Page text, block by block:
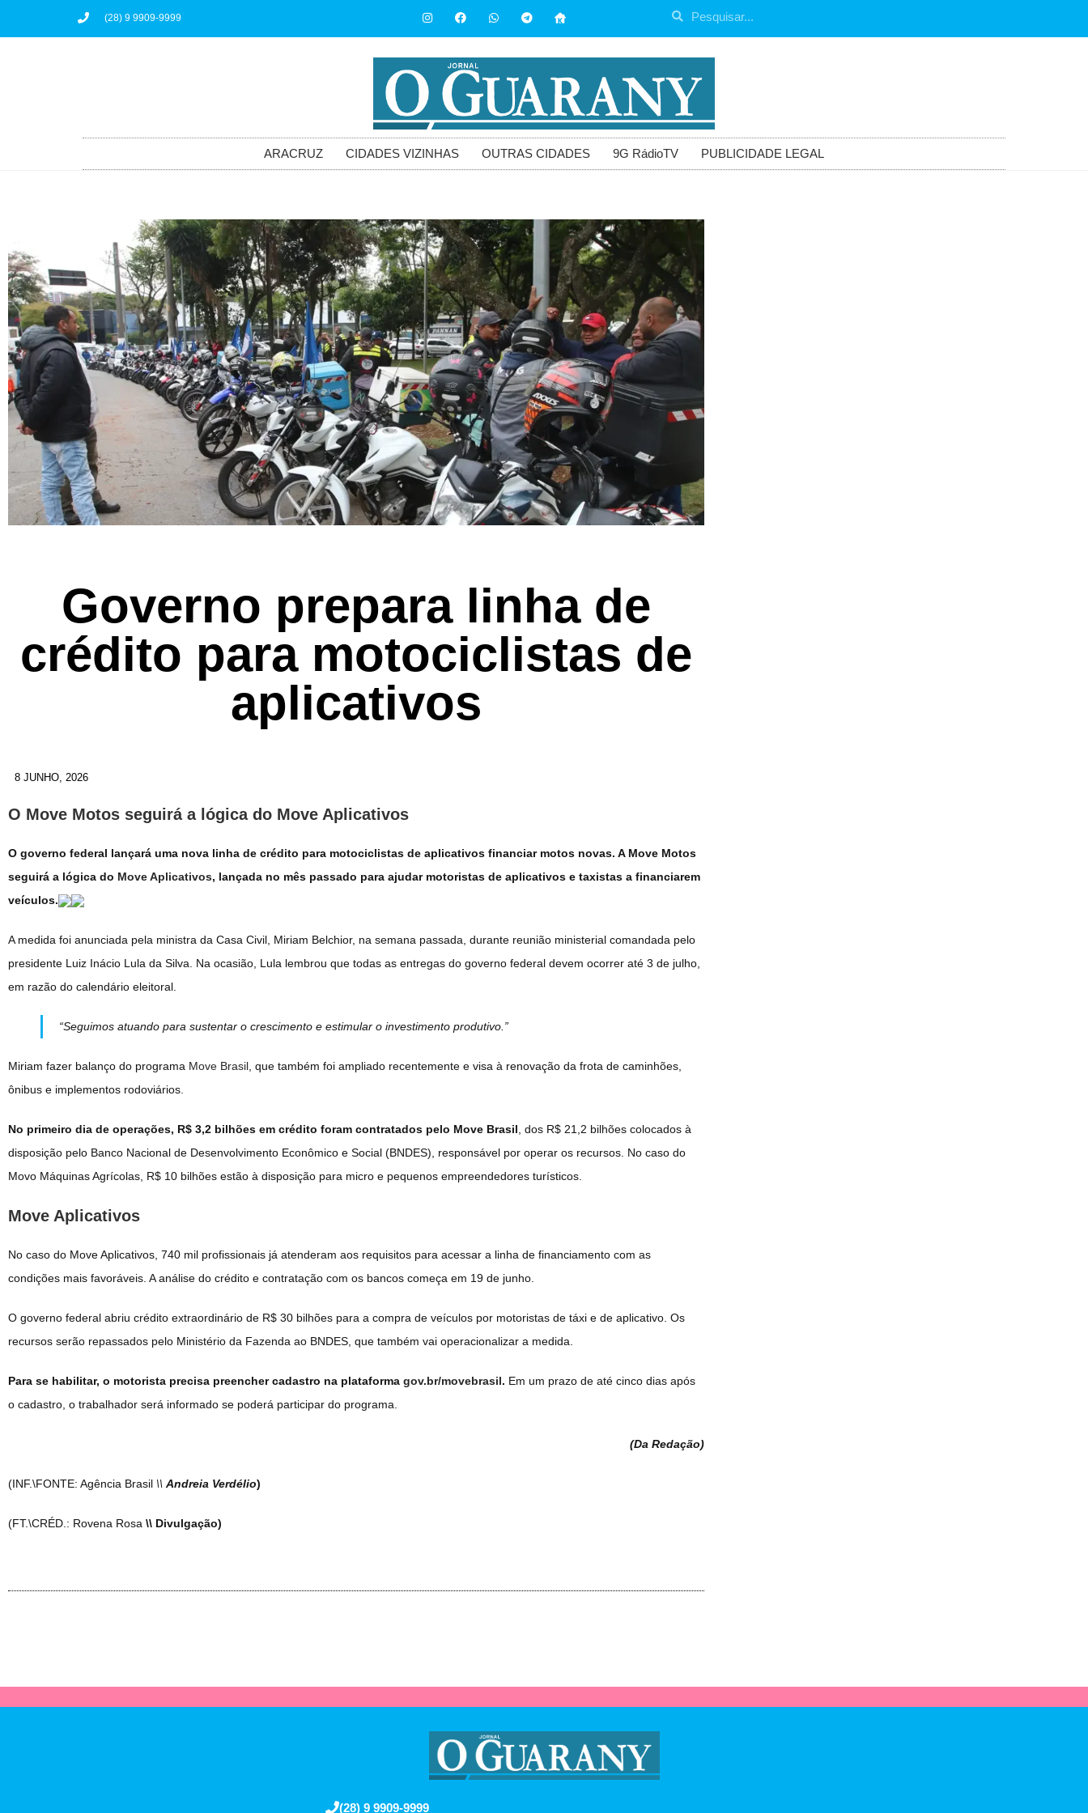
(28) 9 9909-9999
ARACRUZ CIDADES VIZINHAS OUTRAS CIDADES 9G RádioTV PUBLICIDADE LEGAL
Governo prepara linha de
crédito para motociclistas de
aplicativos
8 JUNHO, 2026
O Move Motos seguirá a lógica do Move Aplicativos
O governo federal lançará uma nova linha de crédito para motociclistas de aplicativos financiar motos novas. A Move Motos
seguirá a lógica do Move Aplicativos, lançada no mês passado para ajudar motoristas de aplicativos e taxistas a financiarem
veículos.
A medida foi anunciada pela ministra da Casa Civil, Miriam Belchior, na semana passada, durante reunião ministerial comandada pelo
presidente Luiz Inácio Lula da Silva. Na ocasião, Lula lembrou que todas as entregas do governo federal devem ocorrer até 3 de julho,
em razão do calendário eleitoral.
“Seguimos atuando para sustentar o crescimento e estimular o investimento produtivo.”
Miriam fazer balanço do programa Move Brasil , que também foi ampliado recentemente e visa à renovação da frota de caminhões,
ônibus e implementos rodoviários.
No primeiro dia de operações, R$ 3,2 bilhões em crédito foram contratados pelo Move Brasil , dos R$ 21,2 bilhões colocados à
disposição pelo Banco Nacional de Desenvolvimento Econômico e Social (BNDES), responsável por operar os recursos. No caso do
Movo Máquinas Agrícolas, R$ 10 bilhões estão à disposição para micro e pequenos empreendedores turísticos.
Move Aplicativos
No caso do Move Aplicativos, 740 mil profissionais já atenderam aos requisitos para acessar a linha de financiamento com as
condições mais favoráveis. A análise do crédito e contratação com os bancos começa em 19 de junho.
O governo federal abriu crédito extraordinário de R$ 30 bilhões para a compra de veículos por motoristas de táxi e de aplicativo. Os
recursos serão repassados pelo Ministério da Fazenda ao BNDES, que também vai operacionalizar a medida.
Para se habilitar, o motorista precisa preencher cadastro na plataforma gov.br/movebrasil. Em um prazo de até cinco dias após
o cadastro, o trabalhador será informado se poderá participar do programa.
(Da Redação)
(INF.\FONTE: Agência Brasil \\ Andreia Verdélio)
(FT.\CRÉD.: Rovena Rosa \\ Divulgação)
(28) 9 9909-9999